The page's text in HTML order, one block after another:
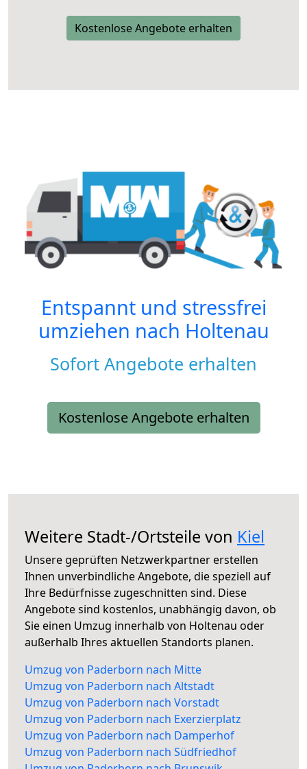
Kostenlose Angebote erhalten
Entspannt und stressfrei
umziehen nach Holtenau
Sofort Angebote erhalten
Kostenlose Angebote erhalten
Weitere Stadt-/Ortsteile von Kiel
Unsere geprüften Netzwerkpartner erstellen
Ihnen unverbindliche Angebote, die speziell auf
Ihre Bedürfnisse zugeschnitten sind. Diese
Angebote sind kostenlos, unabhängig davon, ob
Sie einen Umzug innerhalb von Holtenau oder
außerhalb Ihres aktuellen Standorts planen.
Umzug von Paderborn nach Mitte
Umzug von Paderborn nach Altstadt
Umzug von Paderborn nach Vorstadt
Umzug von Paderborn nach Exerzierplatz
Umzug von Paderborn nach Damperhof
Umzug von Paderborn nach Südfriedhof